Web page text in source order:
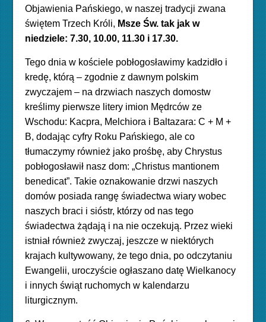
Objawienia Pańskiego, w naszej tradycji zwana
świętem Trzech Króli, Msze Św. tak jak w
niedziele: 7.30, 10.00, 11.30 i 17.30.
Tego dnia w kościele pobłogosławimy kadzidło i
kredę, którą – zgodnie z dawnym polskim
zwyczajem – na drzwiach naszych domostw
kreślimy pierwsze litery imion Mędrców ze
Wschodu: Kacpra, Melchiora i Baltazara: C + M +
B, dodając cyfry Roku Pańskiego, ale co
tłumaczymy również jako prośbę, aby Chrystus
pobłogosławił nasz dom: „Christus mantionem
benedicat”. Takie oznakowanie drzwi naszych
domów posiada rangę świadectwa wiary wobec
naszych braci i sióstr, którzy od nas tego
świadectwa żądają i na nie oczekują. Przez wieki
istniał również zwyczaj, jeszcze w niektórych
krajach kultywowany, że tego dnia, po odczytaniu
Ewangelii, uroczyście ogłaszano datę Wielkanocy
i innych świąt ruchomych w kalendarzu
liturgicznym.